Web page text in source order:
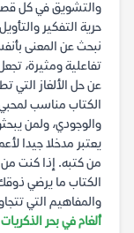
والتشويق في كل قصة.
حرية التفكير
نبحث عن المعنى
تفاعلية ومثيرة،
عن حل الألغاز التي
الكتاب مناسب
والوجودي، ولمن
يعتبر مدخلا جيدا
من كتبه. إذا كنت
الكتاب ما يرضي
والمفاهيم التي
ألغام في بحر الذكريات